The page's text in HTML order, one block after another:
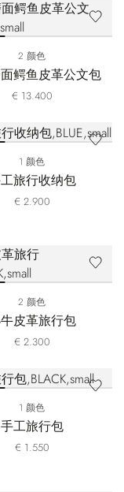
2 颜色
鳄鱼皮革公文包
€ 13.400
1 颜色
旅行收纳包
€ 2.900
2 颜色
皮革旅行包
€ 2.300
1 颜色
手工旅行包
€ 1.550